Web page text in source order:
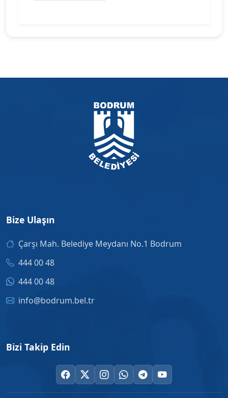
Bize Ulaşın
Çarşı Mah. Belediye Meydanı No.1 Bodrum
444 00 48
444 00 48
info@bodrum.bel.tr
Bizi Takip Edin